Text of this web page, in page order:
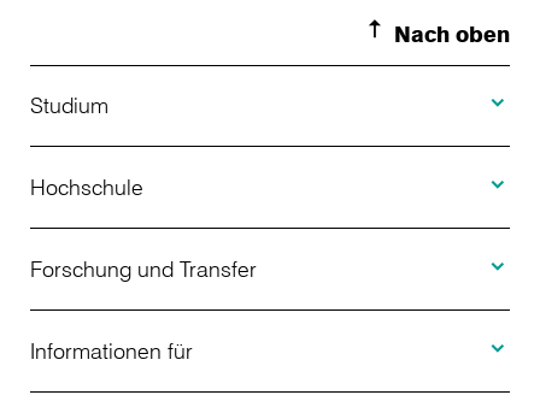
Nach oben
Studium
Studienangebot
Bewerbung
Studienberatung
Hochschule
Über uns
Aktuelles
Forschung und Transfer
Projekte
Informationen für